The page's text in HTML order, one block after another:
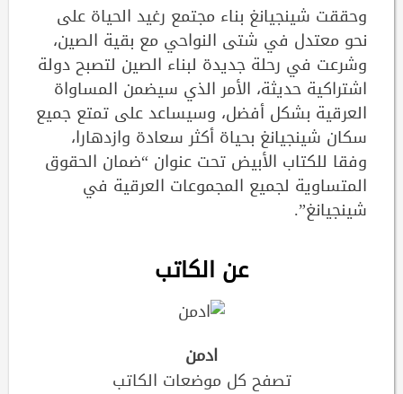
وحققت شينجيانغ بناء مجتمع رغيد الحياة على
نحو معتدل في شتى النواحي مع بقية الصين،
وشرعت في رحلة جديدة لبناء الصين لتصبح دولة
اشتراكية حديثة، الأمر الذي سيضمن المساواة
العرقية بشكل أفضل، وسيساعد على تمتع جميع
سكان شينجيانغ بحياة أكثر سعادة وازدهارا،
وفقا للكتاب الأبيض تحت عنوان “ضمان الحقوق
المتساوية لجميع المجموعات العرقية في
شينجيانغ”.
عن الكاتب
ادمن
تصفح كل موضعات الكاتب